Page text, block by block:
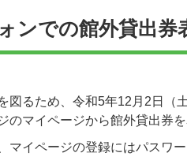
ンでの館外貸出券
図るため、令和5年12月2日（
のマイページから館外貸出券
マイページの登録にはパスワー